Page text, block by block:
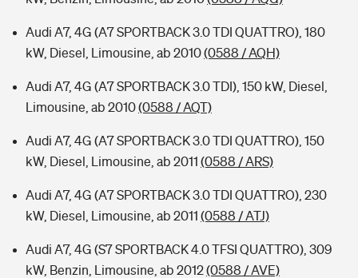
Kinderunfall-Check: Mehr Sicherheit für deine Kids
Typklassen: So ist Ihr Auto eingestuft
Sie haben Fragen?
Audi A7, 4G (A7 SPORTBACK 3.0 TDI QUATTRO), 180
kW, Diesel, Limousine, ab 2010(0588 / AQH)
Audi A7, 4G (A7 SPORTBACK 3.0 TDI), 150 kW, Diesel,
Limousine, ab 2010(0588 / AQT)
Audi A7, 4G (A7 SPORTBACK 3.0 TDI QUATTRO), 150
kW, Diesel, Limousine, ab 2011 (0588 / ARS)
Audi A7, 4G (A7 SPORTBACK 3.0 TDI QUATTRO), 230
kW, Diesel, Limousine, ab 2011 (0588 / ATJ)
Audi A7, 4G (S7 SPORTBACK 4.0 TFSI QUATTRO), 309
kW, Benzin, Limousine, ab 2012(0588 / AVE)